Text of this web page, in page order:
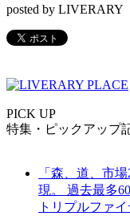
posted by LIVERARY
PICK UP
特集・ピックアップ
「森、道、市
現。 過去最多
トリプルファ